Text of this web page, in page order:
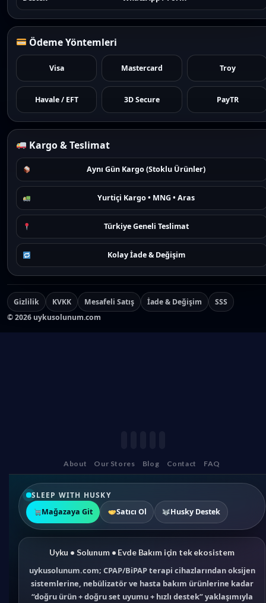
Ödeme Yöntemleri
Visa Mastercard Troy
Havale / EFT 3D Secure PayTR
Kargo & Teslimat
Aynı Gün Kargo (Stoklu Ürünler)
Yurtiçi Kargo • MNG • Aras
Türkiye Geneli Teslimat
Kolay İade & Değişim
Gizlilik KVKK Mesafeli Satış İade & Değişim
SSS
©2026 uykusolunum.com
About Our Stores Blog Contact FAQ
SLEEP WITH HUSKY
Mağazaya Git
Satıcı Ol Husky Destek
Uyku • Solunum • Evde Bakım için tek ekosistem
uykusolunum.com; CPAP/BiPAP terapi cihazlarından oksijen
sistemlerine, nebülizatör ve hasta bakım ürünlerine kadar
“doğru ürün + doğru set uyumu + hızlı destek” yaklaşımıyla